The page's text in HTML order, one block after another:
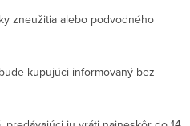
zneužitia alebo podvodného
kupujúci informovaný bez